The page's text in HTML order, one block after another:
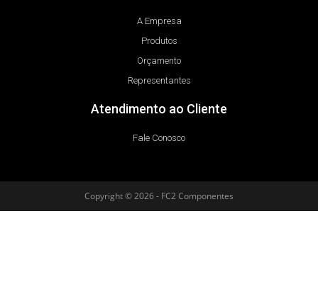
A Empresa
Produtos
Orçamento
Representantes
Atendimento ao Cliente
Fale Conosco
Copyright © 2026 - FC2 Componentes